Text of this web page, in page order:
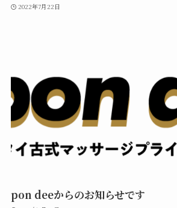
2022年7月22日
pon deeからのお知らせです